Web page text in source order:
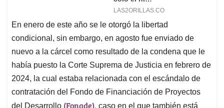
En enero de este año se le otorgó la libertad
condicional, sin embargo, en agosto fue enviado de
nuevo a la cárcel como resultado de la condena que le
había puesto la Corte Suprema de Justicia en febrero de
2024, la cual estaba relacionada con el escándalo de
contratación del Fondo de Financiación de Proyectos
del Desarrollo (Fonade), caso en el que también está